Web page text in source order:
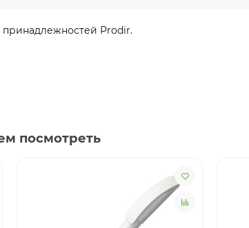
Prodir.
посмотреть